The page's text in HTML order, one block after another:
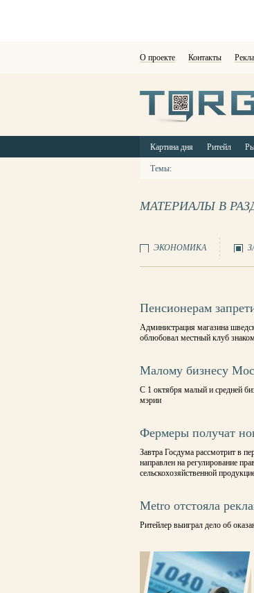
О проекте Контакты
Картина дня Ритейл
Темы:
МАТЕРИАЛЫ В
ЭКОНОМИКА
Пенсионерам
Администрация магазина
облюбовал местный клуб
Малому бизнесу
С 1 октября малый и средней
мэрии
Фермеры получат
Завтра Госдума рассмотрит в
направлен на регулирование
сельскохозяйственной
Metro отстояла
Ритейлер выиграл дело об